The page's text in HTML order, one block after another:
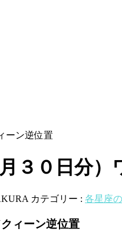
ーン逆位置
３０日分）
カテゴリー : 各星座
ィーン逆位置